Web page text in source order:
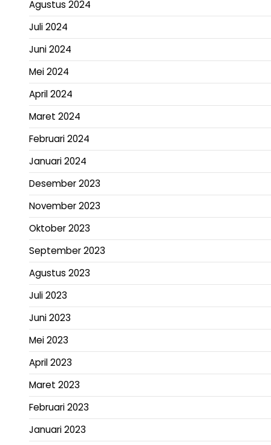
Agustus 2024
Juli 2024
Juni 2024
Mei 2024
April 2024
Maret 2024
Februari 2024
Januari 2024
Desember 2023
November 2023
Oktober 2023
September 2023
Agustus 2023
Juli 2023
Juni 2023
Mei 2023
April 2023
Maret 2023
Februari 2023
Januari 2023